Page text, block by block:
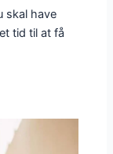
skal have
tid til at få